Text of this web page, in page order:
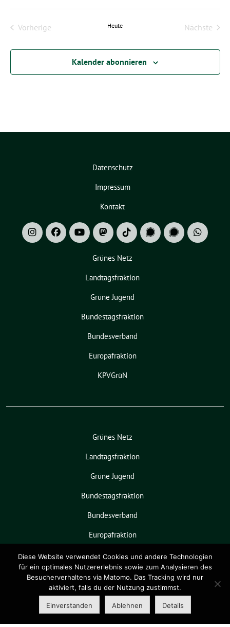
Datum
Vorherige
Heute
Nächste
Kalender abonnieren
Datenschutz
Impressum
Kontakt
Grünes Netz
Landtagsfraktion
Grüne Jugend
Bundestagsfraktion
Bundesverband
Europafraktion
KPVGrüN
Grünes Netz
Landtagsfraktion
Grüne Jugend
Bundestagsfraktion
Bundesverband
Europafraktion
KPVGrüN
Grüne Niedersachsen benutzt das
freie grüne Themesunflower
‐ ein
Angebot derverdigado eG.
Diese Website verwendet Cookies und andere Technologien
für ein optimales Nutzererlebnis sowie zum Analysieren des
Besucherverhaltens via Matomo. Das Tracking wird nur
aktiviert, falls du der Nutzung zustimmst.
Einverstanden Ablehnen Details